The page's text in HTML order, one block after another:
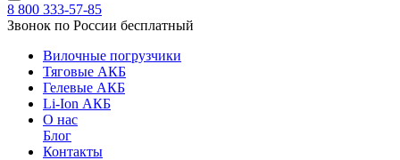
8 800 333-57-85
Звонок по России бесплатный
Вилочные погрузчики
Тяговые АКБ
Гелевые АКБ
Li-Ion АКБ
О нас
Блог
Контакты